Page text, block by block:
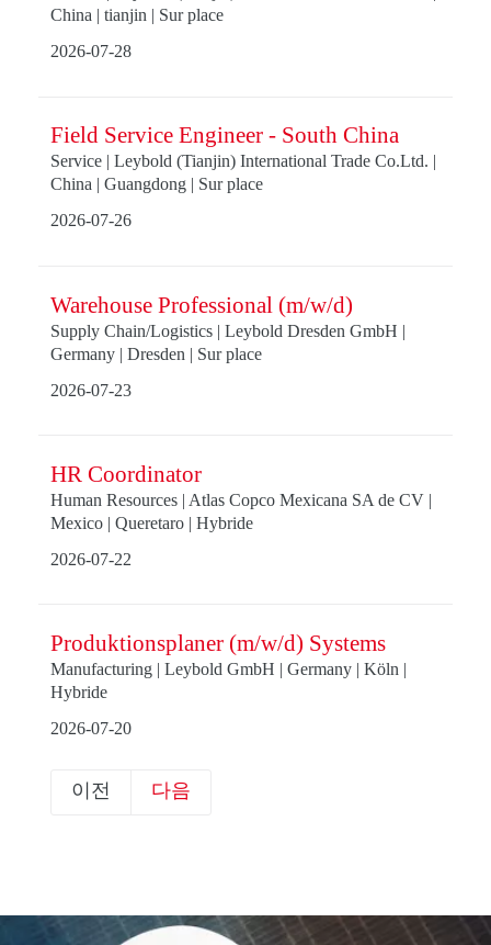
China | tianjin | Sur place
2026-07-28
Field Service Engineer - South China
Service | Leybold (Tianjin) International Trade Co.Ltd. |
China | Guangdong | Sur place
2026-07-26
Warehouse Professional (m/w/d)
Supply Chain/Logistics | Leybold Dresden GmbH |
Germany | Dresden | Sur place
2026-07-23
HR Coordinator
Human Resources | Atlas Copco Mexicana SA de CV |
Mexico | Queretaro | Hybride
2026-07-22
Produktionsplaner (m/w/d) Systems
Manufacturing | Leybold GmbH | Germany | Köln |
Hybride
2026-07-20
이전 다음